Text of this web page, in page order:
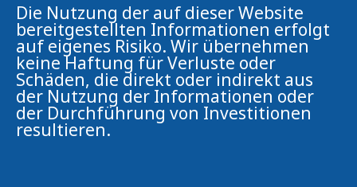
Die Nutzung der auf dieser Website
bereitgestellten Informationen erfolgt
auf eigenes Risiko. Wir übernehmen
keine Haftung für Verluste oder
Schäden, die direkt oder indirekt aus
der Nutzung der Informationen oder
der Durchführung von Investitionen
resultieren.